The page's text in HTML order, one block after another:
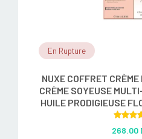
En Rupture
NUXE COFFRET
CRÈME SOYEUSE
HUILE PRODIGIEUSE
out
268.00